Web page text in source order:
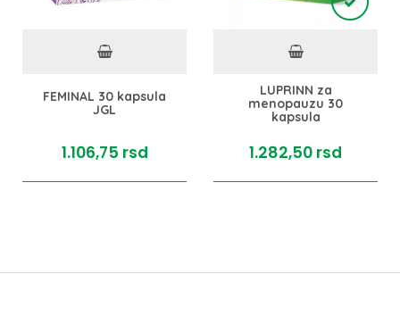
FEMINAL 30 kapsula
JGL
1.106,75 rsd
LUPRINN za
menopauzu 30
kapsula
1.282,50 rsd